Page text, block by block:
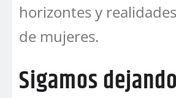
horizontes y
de mujeres.
Sigamos